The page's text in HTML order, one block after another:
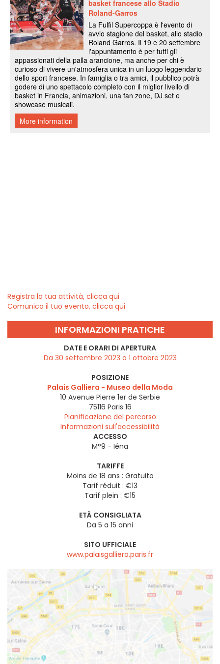
Registra la tua attività, clicca qui
Comunica il tuo evento, clicca qui
INFORMAZIONI PRATICHE
DATE E ORARI DI APERTURA
Da 30 settembre 2023 a 1 ottobre 2023
POSIZIONE
Palais Galliera - Museo della Moda
10 Avenue Pierre 1er de Serbie
75116 Paris 16
Pianificazione del percorso
Informazioni sull'accessibilità
ACCESSO
M°9 - Iéna
TARIFFE
Moins de 18 ans : Gratuito
Tarif réduit : €13
Tarif plein : €15
ETÀ CONSIGLIATA
Da 5 a 15 anni
SITO UFFICIALE
www.palaisgalliera.paris.fr